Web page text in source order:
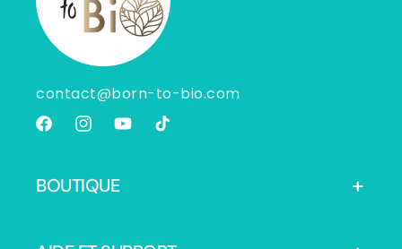
contact@born-to-bio.com
FacebookInstagramYouTubeTikTok
BOUTIQUE